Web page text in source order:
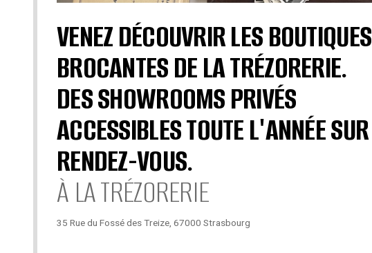
VENEZ DÉCOUVRIR LES BOUTIQUES
BROCANTES DE LA TRÉZORERIE.
DES SHOWROOMS PRIVÉS
ACCESSIBLES TOUTE L'ANNÉE SUR
RENDEZ-VOUS.
À LA TRÉZORERIE
35 Rue du Fossé des Treize, 67000 Strasbourg